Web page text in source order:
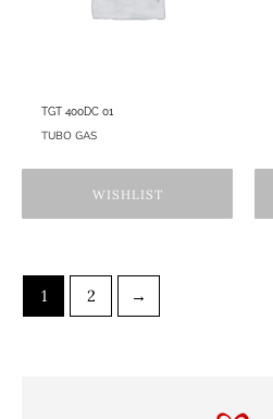
TGT 400DC 01
TUBO GAS
WISHLIST
1 2 →